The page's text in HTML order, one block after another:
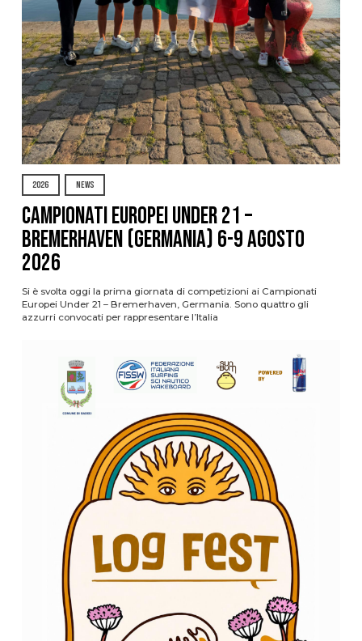
2026 NEWS
Campionati Europei Under 21 –
Bremerhaven (Germania) 6-9 agosto
2026
Si è svolta oggi la prima giornata di competizioni ai Campionati
Europei Under 21 – Bremerhaven, Germania. Sono quattro gli
azzurri convocati per rappresentare l’Italia